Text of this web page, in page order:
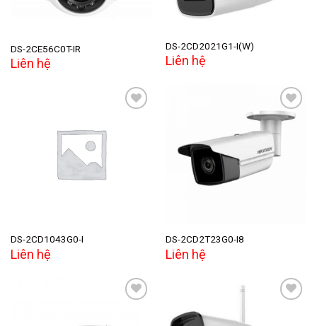
DS-2CE56C0T-IR
Liên hệ
DS-2CD2021G1-I(W)
Liên hệ
DS-2CD1043G0-I
Liên hệ
Add to
wishlist
DS-2CD2T23G0-I8
Liên hệ